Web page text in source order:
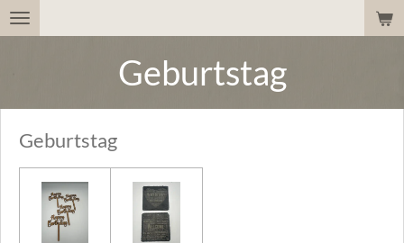
Zum
Geburtstag
Geburtstag